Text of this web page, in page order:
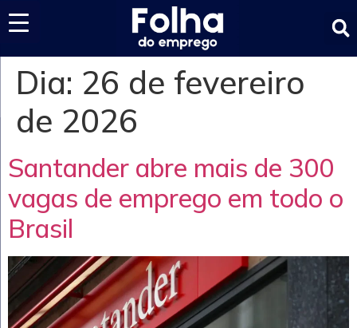
Dia: 26 de fevereiro
de 2026
Santander abre mais de 300
vagas de emprego em todo o
Brasil